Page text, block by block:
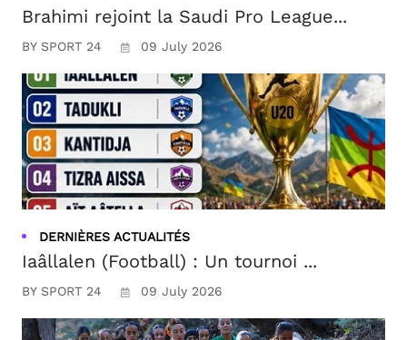
Brahimi rejoint la Saudi Pro League...
BY SPORT 24 09 July 2026
DERNIÈRES ACTUALITÉS
Iaâllalen (Football) : Un tournoi ...
BY SPORT 24 09 July 2026